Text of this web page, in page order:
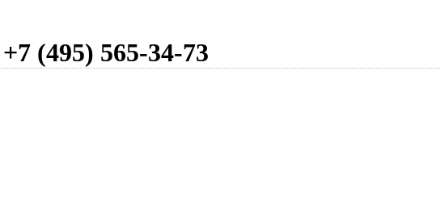
+7 (495) 565-34-73